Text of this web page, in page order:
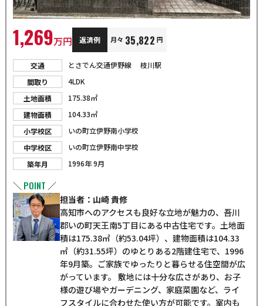
1,269万円 返済例 月々 35,822 円
交通
とさでん交通伊野線 枝川駅
間取り
4LDK
土地面積
175.38㎡
建物面積
104.33㎡
小学校区
いの町立伊野南小学校
中学校区
いの町立伊野南中学校
築年月
1996年 9月
＼ POINT ／
担当者：山崎 貴修
高知市へのアクセスも良好な立地が魅力の、吾川
郡いの町天王南5丁目にある中古住宅です。土地面
積は175.38㎡（約53.04坪）、建物面積は104.33
㎡（約31.55坪）のゆとりある2階建住宅で、1996
年9月築。ご家族でゆったりと暮らせる住空間が広
がっています。 敷地には十分な広さがあり、お子
様の遊び場やガーデニング、家庭菜園など、ライ
フスタイルに合わせた使い方が可能です。室内も